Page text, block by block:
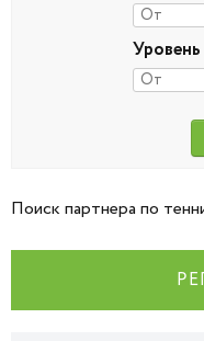
Поиск партнера по